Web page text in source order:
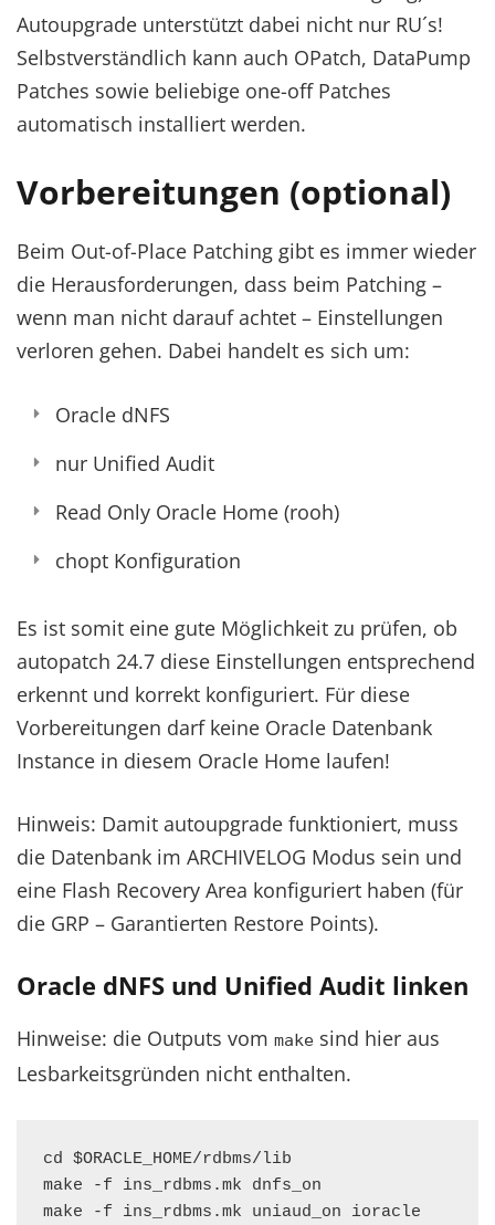
Autoupgrade unterstützt dabei nicht nur RU´s!
Selbstverständlich kann auch OPatch, DataPump
Patches sowie beliebige one-off Patches
automatisch installiert werden.
Vorbereitungen (optional)
Beim Out-of-Place Patching gibt es immer wieder
die Herausforderungen, dass beim Patching –
wenn man nicht darauf achtet – Einstellungen
verloren gehen. Dabei handelt es sich um:
Oracle dNFS
nur Unified Audit
Read Only Oracle Home (rooh)
chopt Konfiguration
Es ist somit eine gute Möglichkeit zu prüfen, ob
autopatch 24.7 diese Einstellungen entsprechend
erkennt und korrekt konfiguriert. Für diese
Vorbereitungen darf keine Oracle Datenbank
Instance in diesem Oracle Home laufen!
Hinweis: Damit autoupgrade funktioniert, muss
die Datenbank im ARCHIVELOG Modus sein und
eine Flash Recovery Area konfiguriert haben (für
die GRP – Garantierten Restore Points).
Oracle dNFS und Unified Audit linken
Hinweise: die Outputs vom make sind hier aus
Lesbarkeitsgründen nicht enthalten.
cd $ORACLE_HOME/rdbms/lib
make -f ins_rdbms.mk dnfs_on
make -f ins_rdbms.mk uniaud_on ioracle